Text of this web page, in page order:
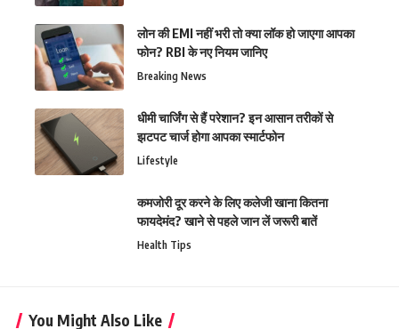
लोन की EMI नहीं भरी तो क्या लॉक हो जाएगा आपका
फोन? RBI के नए नियम जानिए
Breaking News
धीमी चार्जिंग से हैं परेशान? इन आसान तरीकों से
झटपट चार्ज होगा आपका स्मार्टफोन
Lifestyle
कमजोरी दूर करने के लिए कलेजी खाना कितना
फायदेमंद? खाने से पहले जान लें जरूरी बातें
Health Tips
You Might Also Like